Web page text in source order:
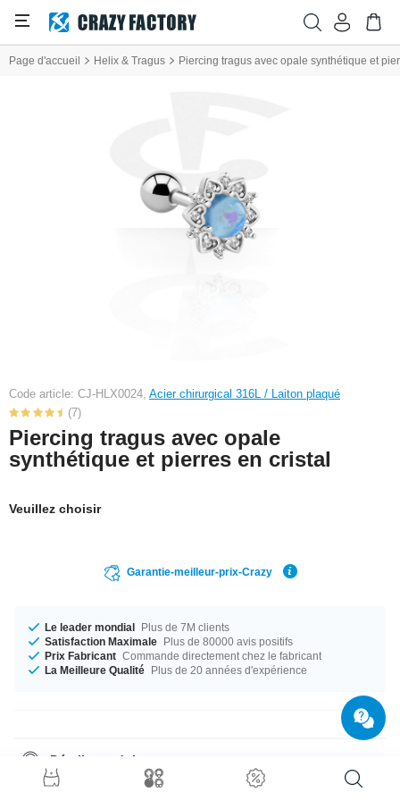
Page d'accueil Helix & Tragus Piercing tragus avec opale synthétique et
Code article: CJ-HLX0024, Acier chirurgical 316L / Laiton plaqué
(7)
Piercing tragus avec opale
synthétique et pierres en cristal
Veuillez choisir
Garantie-meilleur-prix-Crazy
Le leader mondial Plus de 7M clients
Satisfaction Maximale Plus de 80000 avis positifs
Prix Fabricant Commande directement chez le fabricant
La Meilleure Qualité Plus de 20 années d'expérience
Détails produit
Cet article est disponible en calibre 1.2 mm. Disponible en longueur 6